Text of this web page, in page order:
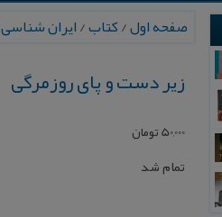
صفحه اول/کتاب/ایران شناسی
زیر دست و پای روزمرگی
50,000تومان
تمام شد